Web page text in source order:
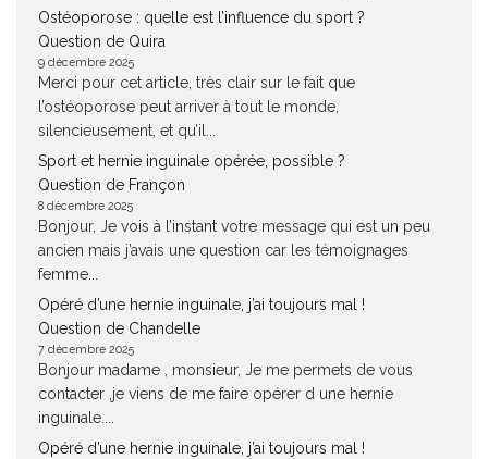
Ostéoporose : quelle est l’influence du sport ?
Question de Quira
9 décembre 2025
Merci pour cet article, très clair sur le fait que
l’ostéoporose peut arriver à tout le monde,
silencieusement, et qu’il...
Sport et hernie inguinale opérée, possible ?
Question de Françon
8 décembre 2025
Bonjour, Je vois à l’instant votre message qui est un peu
ancien mais j’avais une question car les témoignages
femme...
Opéré d’une hernie inguinale, j’ai toujours mal !
Question de Chandelle
7 décembre 2025
Bonjour madame , monsieur, Je me permets de vous
contacter ,je viens de me faire opérer d une hernie
inguinale....
Opéré d’une hernie inguinale, j’ai toujours mal !